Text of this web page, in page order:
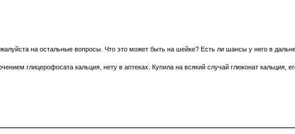
на остальные вопросы. Что это может быть на шейке? Есть ли шансы у него в
глицерофосата кальция, нету в аптеках. Купила на всякий случай глюконат кальция,